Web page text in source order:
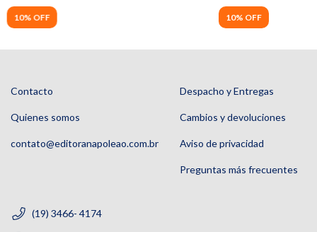
10% OFF 10% OFF
Contacto
Quienes somos
contato@editoranapoleao.com.br
Despacho y Entregas
Cambios y devoluciones
Aviso de privacidad
Preguntas más frecuentes
(19) 3466- 4174